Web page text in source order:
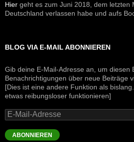
Hier geht es zum Juni 2018, dem letzten
Deutschland verlassen habe und aufs
BLOG VIA E-MAIL ABONNIEREN
Gib deine E-Mail-Adresse an, um diesen
Benachrichtigungen über neue Beiträge
[Dies ist eine andere Funktion als
etwas reibungsloser funktionieren]
E-
Mail-
Adresse
ABONNIEREN